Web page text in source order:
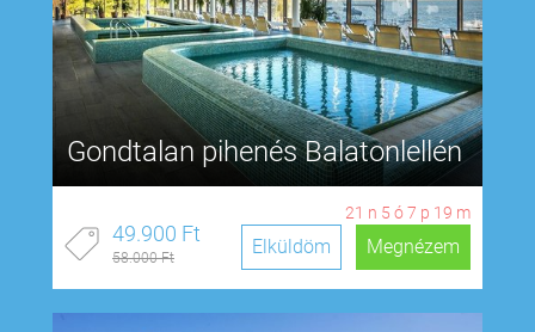
Gondtalan pihenés Balatonlellén
21 n 5 ó7 p 18 m
49.900 Ft
58.000 Ft Megnézem
Elküldöm